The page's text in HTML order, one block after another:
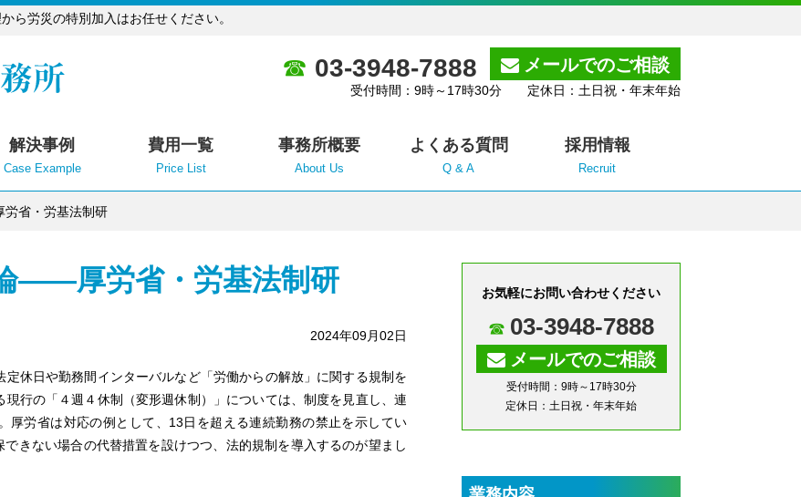
ら労災の特別加入はお任せください。
03-3948-7888 メールでのご相談
受付時間：9時～17時30分 定休日：土日祝・年末年始
解決事例
Case Example
費用一覧
Price List
事務所概要
About Us
よくある質問
Q & A
採用情報
Recruit
省・労基法制研
――厚労省・労基法制研
2024年09月02日
休日や勤務間インターバルなど「労働からの解放」に関する規制を
行の「４週４休制（変形週休制）」については、制度を見直し、連
厚労省は対応の例として、13日を超える連続勤務の禁止を示してい
きない場合の代替措置を設けつつ、法的規制を導入するのが望まし
お気軽にお問い合わせください
03-3948-7888
メールでのご相談
受付時間：9時～17時30分
定休日：土日祝・年末年始